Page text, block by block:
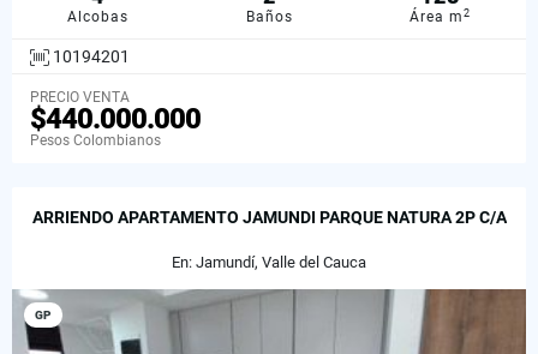
Alcobas Baños Área m2
10194201
PRECIO VENTA
$440.000.000
Pesos Colombianos
ARRIENDO APARTAMENTO JAMUNDI PARQUE NATURA 2P C/A
En: Jamundí, Valle del Cauca
GP